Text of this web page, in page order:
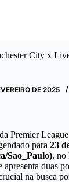
City x
DE 2025
Premier
para 23
Sao_Paulo), no
apresenta duas
na busca